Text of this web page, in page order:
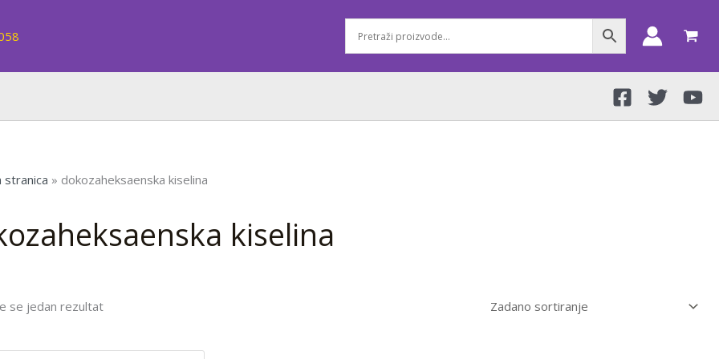
stranica » dokozaheksaenska kiselina
kiselina
se jedan rezultat